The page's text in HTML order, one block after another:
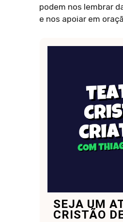
podem nos lembrar
e nos apoiar em
SEJA UM
CRISTÃO